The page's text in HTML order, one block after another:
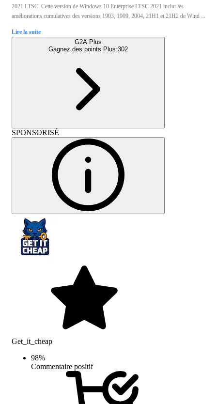
2021 LTSC. Cette version de Windows 10 Enterprise LTSC 2021 inclut les
améliorations cumulatives des versions 1903, 1909, 2004, 21H1 et 21H2 de Wind ...
Lire la suite
G2A Plus
Gagnez des points Plus:302
SPONSORISÉ
Get_it_cheap
98%
Commentaire positif